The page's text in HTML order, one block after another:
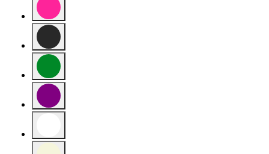
Affinamento in base a Colore: Pink
Affinamento in base a Colore: Black
Affinamento in base a Colore: Green
Affinamento in base a Colore: Purple
Affinamento in base a Colore: White